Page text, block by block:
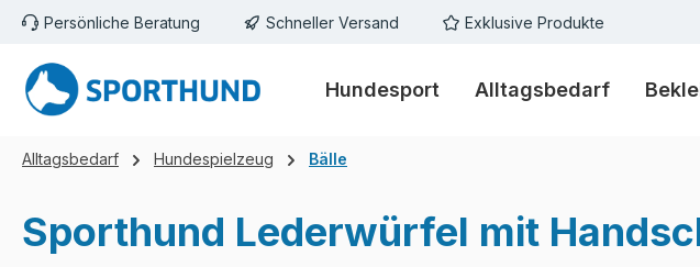
Hauptinhalt springen
Zur Suche springen
Zur Hauptnavigation springen
Persönliche Beratung Schneller Versand Exklusive Produkte
Hundesport Alltagsbedarf
Alltagsbedarf Hundespielzeug Bälle
Sporthund Lederwürfel mit